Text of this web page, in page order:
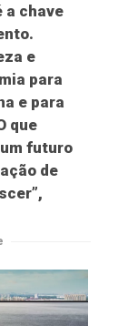
a chave
e
para
e para
que
futuro
de